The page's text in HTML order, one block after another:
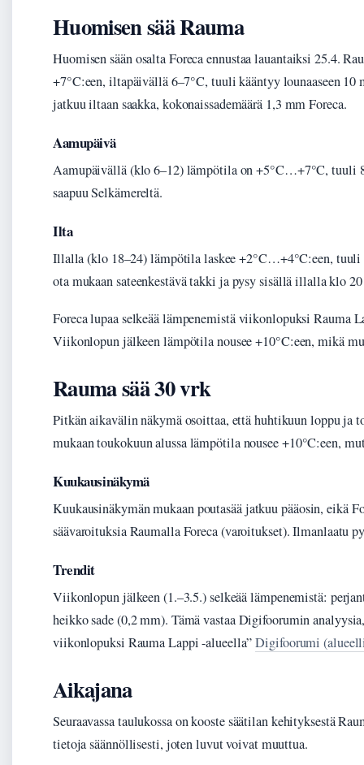
Huomisen sää Rauma
Huomisen sään osalta Foreca ennustaa lauantaiksi 25.4.
+7°C:een, iltapäivällä 6–7°C, tuuli kääntyy lounaaseen
jatkuu iltaan saakka, kokonaissademäärä 1,3 mm Foreca.
Aamupäivä
Aamupäivällä (klo 6–12) lämpötila on +5°C…+7°C, tuuli
saapuu Selkämereltä.
Ilta
Illalla (klo 18–24) lämpötila laskee +2°C…+4°C:een, tuuli
ota mukaan sateenkestävä takki ja pysy sisällä illalla klo
Foreca lupaa selkeää lämpenemistä viikonlopuksi Rauma
Viikonlopun jälkeen lämpötila nousee +10°C:een, mikä
Rauma sää 30 vrk
Pitkän aikavälin näkymä osoittaa, että huhtikuun loppu ja
mukaan toukokuun alussa lämpötila nousee +10°C:een,
Kuukausinäkymä
Kuukausinäkymän mukaan poutasää jatkuu pääosin, eikä
säävaroituksia Raumalla Foreca (varoitukset). Ilmanlaatu
Trendit
Viikonlopun jälkeen (1.–3.5.) selkeää lämpenemistä:
heikko sade (0,2 mm). Tämä vastaa Digifoorumin
viikonlopuksi Rauma Lappi -alueella”Digifoorumi
Aikajana
Seuraavassa taulukossa on kooste säätilan kehityksestä
tietoja säännöllisesti, joten luvut voivat muuttua.